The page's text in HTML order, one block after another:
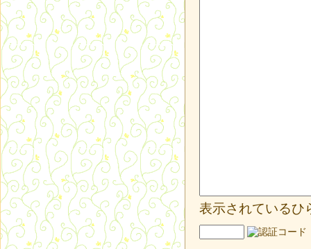
表示されているひ